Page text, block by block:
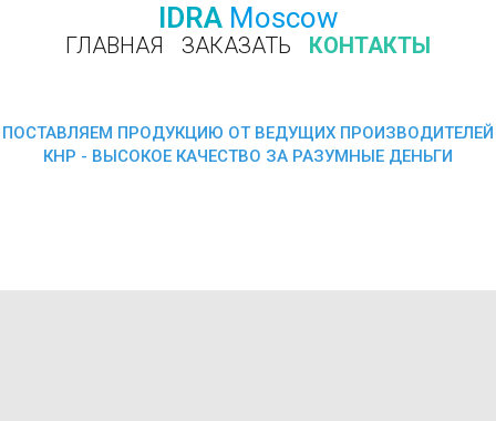
IDRA Moscow
ГЛАВНАЯ ЗАКАЗАТЬ КОНТАКТЫ
ПОСТАВЛЯЕМ ПРОДУКЦИЮ ОТ ВЕДУЩИХ ПРОИЗВОДИТЕЛЕЙ
КНР - ВЫСОКОЕ КАЧЕСТВО ЗА РАЗУМНЫЕ ДЕНЬГИ